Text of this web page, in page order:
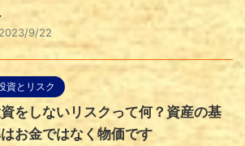
2023/9/22
資とリスク
をしないリスクって何？資産の基
お金ではなく物価です